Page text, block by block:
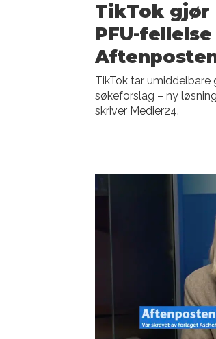
TikTok
PFU-
TikTok tar
søkeforslag – ny
skriver Medier24.